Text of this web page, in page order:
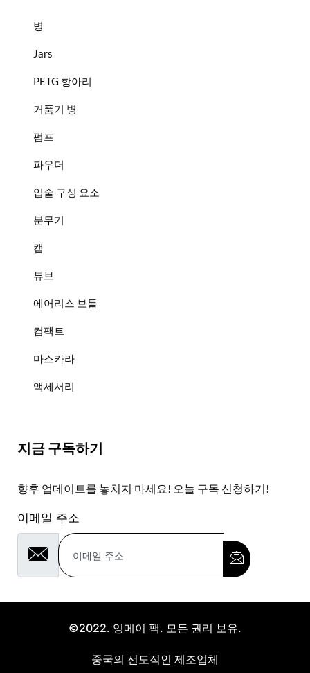
병
Jars
PETG 항아리
거품기 병
펌프
파우더
입술 구성 요소
분무기
캡
튜브
에어리스 보틀
컴팩트
마스카라
액세서리
지금 구독하기
향후 업데이트를 놓치지 마세요! 오늘 구독 신청하기!
이메일 주소
©2022. 잉메이 팩. 모든 권리 보유.
중국의 선도적인 제조업체